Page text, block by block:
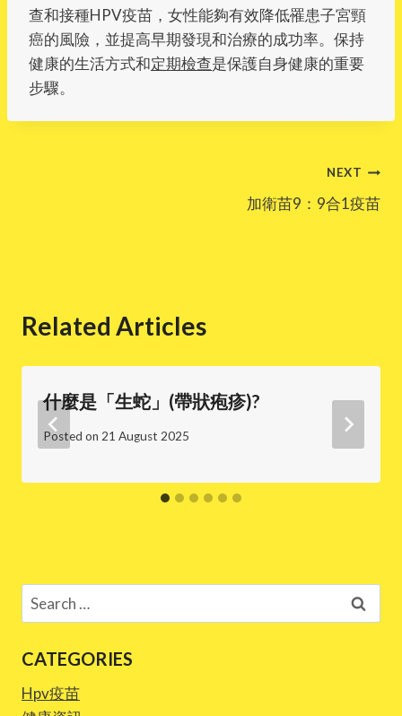
查和接種HPV疫苗，女性能夠有效降低罹患子宮頸
癌的風險，並提高早期發現和治療的成功率。保持
健康的生活方式和定期檢查是保護自身健康的重要
步驟。
NEXT
加衛苗9：9合1疫苗
Related Articles
什麼是「生蛇」(帶狀疱疹)?
Posted on 21 August 2025
Search
for:
CATEGORIES
Hpv疫苗